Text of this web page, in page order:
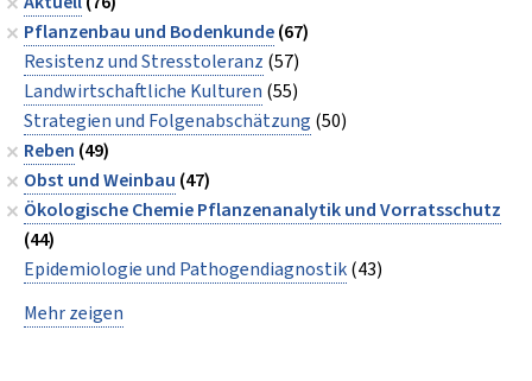
Pflanzenbau und Bodenkunde(67)
Resistenz und Stresstoleranz (57)
Landwirtschaftliche Kulturen (55)
Strategien und Folgenabschätzung (50)
Reben (49)
Obst und Weinbau (47)
Ökologische Chemie Pflanzenanalytik und Vorratsschutz
(44)
Epidemiologie und Pathogendiagnostik(43)
Mehr zeigen